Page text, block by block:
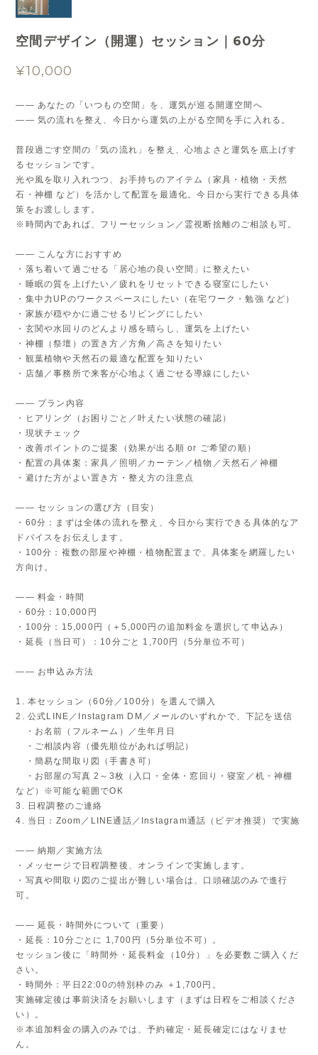
空間デザイン（開運）セッション｜60分
¥10,000
―― あなたの「いつもの空間」を、運気が巡る開運空間へ
―― 気の流れを整え、今日から運気の上がる空間を手に入れる。
普段過ごす空間の「気の流れ」を整え、心地よさと運気を底上げす
るセッションです。
光や風を取り入れつつ、お手持ちのアイテム（家具・植物・天然
石・神棚 など）を活かして配置を最適化。今日から実行できる具体
策をお渡しします。
※時間内であれば、フリーセッション／霊視断捨離のご相談も可。
―― こんな方におすすめ
・落ち着いて過ごせる「居心地の良い空間」に整えたい
・睡眠の質を上げたい／疲れをリセットできる寝室にしたい
・集中力UPのワークスペースにしたい（在宅ワーク・勉強 など）
・家族が穏やかに過ごせるリビングにしたい
・玄関や水回りのどんより感を晴らし、運気を上げたい
・神棚（祭壇）の置き方／方角／高さを知りたい
・観葉植物や天然石の最適な配置を知りたい
・店舗／事務所で来客が心地よく過ごせる導線にしたい
―― プラン内容
・ヒアリング（お困りごと／叶えたい状態の確認）
・現状チェック
・改善ポイントのご提案（効果が出る順 or ご希望の順）
・配置の具体案：家具／照明／カーテン／植物／天然石／神棚
・避けた方がよい置き方・整え方の注意点
―― セッションの選び方（目安）
・60分：まずは全体の流れを整え、今日から実行できる具体的なア
ドバイスをお伝えします。
・100分：複数の部屋や神棚・植物配置まで、具体案を網羅したい
方向け。
―― 料金・時間
・60分：10,000円
・100分：15,000円（＋5,000円の追加料金を選択して申込み）
・延長（当日可）：10分ごと 1,700円（5分単位不可）
―― お申込み方法
1. 本セッション（60分／100分）を選んで購入
2. 公式LINE／Instagram DM／メールのいずれかで、下記を送信
・お名前（フルネーム）／生年月日
・ご相談内容（優先順位があれば明記）
・簡易な間取り図（手書き可）
・お部屋の写真 2～3枚（入口・全体・窓回り・寝室／机・神棚
など）※可能な範囲でOK
3. 日程調整のご連絡
4. 当日：Zoom／LINE通話／Instagram通話（ビデオ推奨）で実施
―― 納期／実施方法
・メッセージで日程調整後、オンラインで実施します。
・写真や間取り図のご提出が難しい場合は、口頭確認のみで進行
可。
―― 延長・時間外について（重要）
・延長：10分ごとに 1,700円（5分単位不可）。
セッション後に「時間外・延長料金（10分）」を必要数ご購入くだ
さい。
・時間外：平日22:00の特別枠のみ ＋1,700円。
実施確定後は事前決済をお願いします（まずは日程をご相談くださ
い）。
※本追加料金の購入のみでは、予約確定・延長確定にはなりませ
ん。